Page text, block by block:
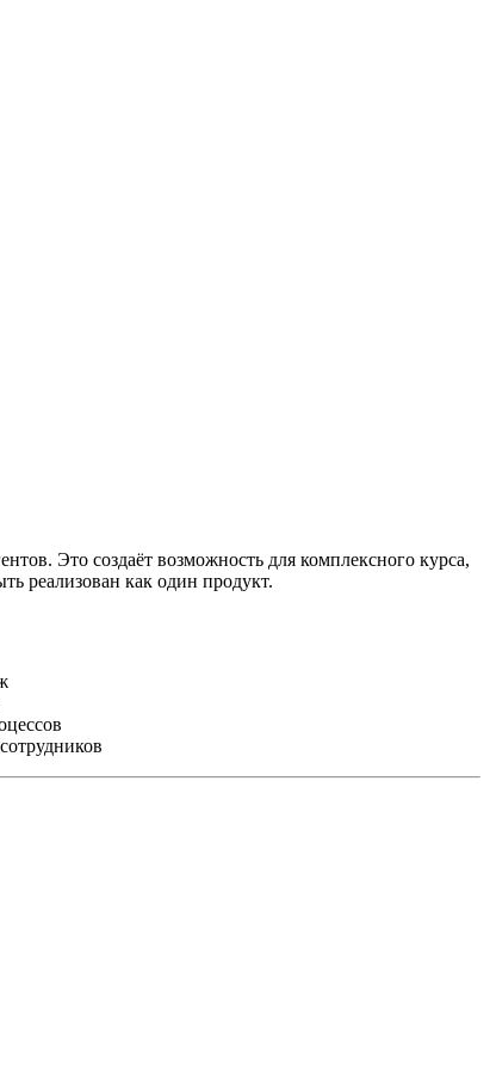
Это создаёт возможность для комплексного курса,
реализован как один продукт.